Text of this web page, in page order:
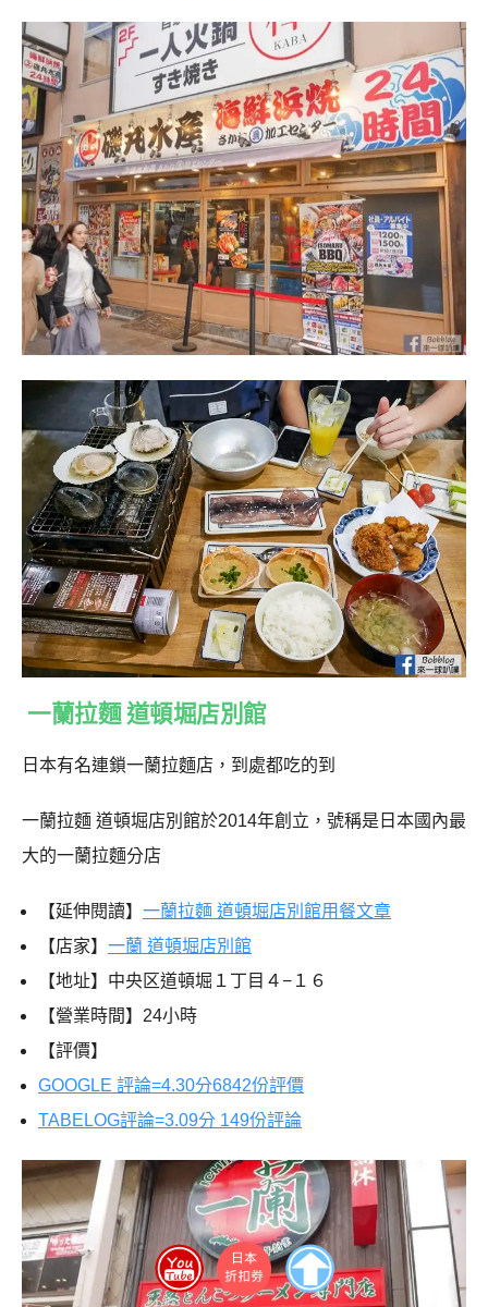
一蘭拉麵 道頓堀店別館
日本有名連鎖一蘭拉麵店，到處都吃的到
一蘭拉麵 道頓堀店別館於2014年創立，號稱是日本國內最
大的一蘭拉麵分店
【延伸閱讀】 一蘭拉麵 道頓堀店別館用餐文章
【店家】 一蘭 道頓堀店別館
【地址】中央区道頓堀１丁目４−１６
【營業時間】24小時
【評價】
GOOGLE 評論=4.30分6842份評價
TABELOG評論=3.09分 149份評論